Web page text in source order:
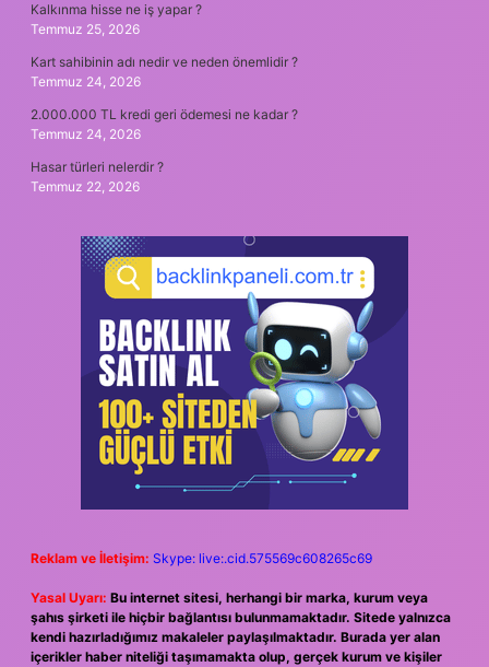
Kalkınma hisse ne iş yapar ?
Temmuz 25, 2026
Kart sahibinin adı nedir ve neden önemlidir ?
Temmuz 24, 2026
2.000.000 TL kredi geri ödemesi ne kadar ?
Temmuz 24, 2026
Hasar türleri nelerdir ?
Temmuz 22, 2026
Reklam ve İletişim: Skype: live:.cid.575569c608265c69
Yasal Uyarı: Bu internet sitesi, herhangi bir marka, kurum veya
şahıs şirketi ile hiçbir bağlantısı bulunmamaktadır. Sitede yalnızca
kendi hazırladığımız makaleler paylaşılmaktadır. Burada yer alan
içerikler haber niteliği taşımamakta olup, gerçek kurum ve kişiler